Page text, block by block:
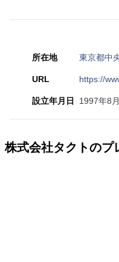
所在地 東京都中
URL https://
設立年月日 1997年8月
株式会社タクトのプ